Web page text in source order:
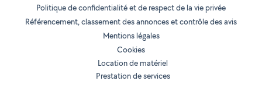
Politique de confidentialité et de respect de la vie privée
Référencement, classement des annonces et contrôle des avis
Mentions légales
Cookies
Location de matériel
Prestation de services